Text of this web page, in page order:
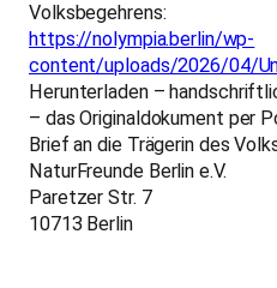
Volksbegehrens:
https://nolympia.berlin/wp-
content/uploads/2026/04/
Herunterladen –
– das Originaldokument per
Brief an die Trägerin des
NaturFreunde Berlin e.V.
Paretzer Str. 7
10713 Berlin